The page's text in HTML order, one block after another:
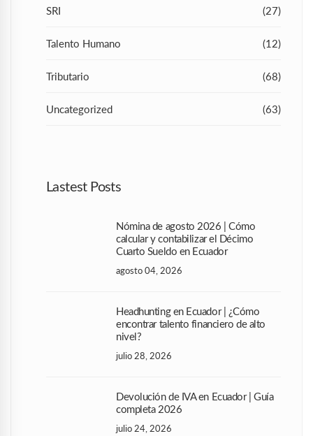
SRI (27)
Talento Humano (12)
Tributario (68)
Uncategorized (63)
Lastest Posts
Nómina de agosto 2026 | Cómo
calcular y contabilizar el Décimo
Cuarto Sueldo en Ecuador
agosto 04, 2026
Headhunting en Ecuador | ¿Cómo
encontrar talento financiero de alto
nivel?
julio 28, 2026
Devolución de IVA en Ecuador | Guía
completa 2026
julio 24, 2026